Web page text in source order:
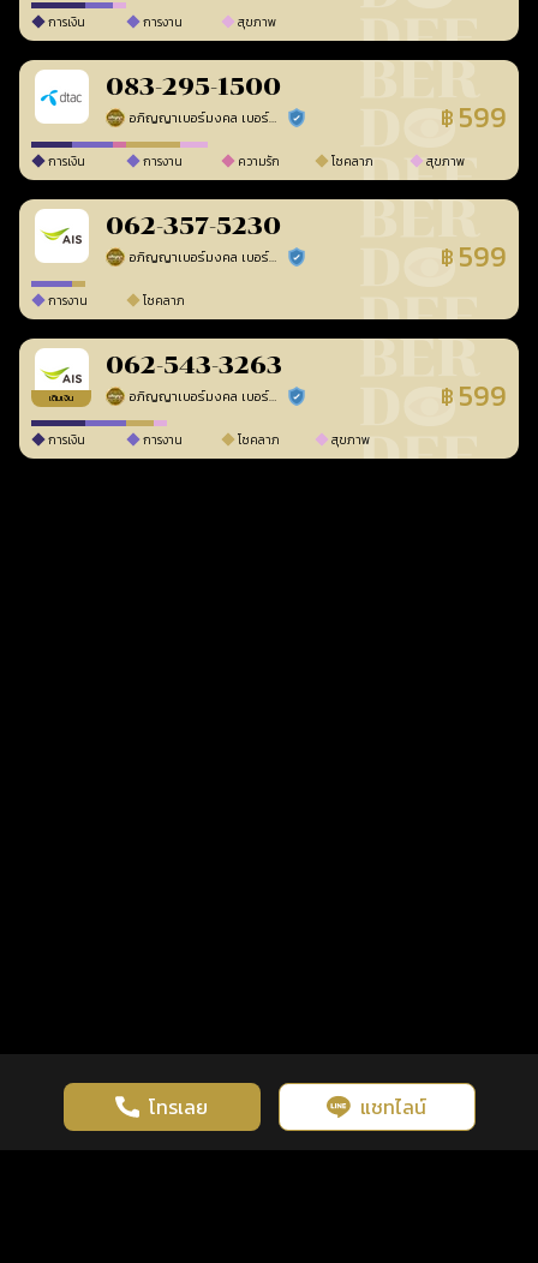
การเงิน การงาน สุขภาพ
083-295-1500
อภิญญาเบอร์มงคล เบอร์สวยเลขศาสตร์ ร้านยืนยันแล้ว ฿ 599
การเงิน การงาน ความรัก โชคลาภ สุขภาพ
062-357-5230
อภิญญาเบอร์มงคล เบอร์สวยเลขศาสตร์ ร้านยืนยันแล้ว ฿ 599
การงาน โชคลาภ
เติมเงิน
062-543-3263
อภิญญาเบอร์มงคล เบอร์สวยเลขศาสตร์ ร้านยืนยันแล้ว ฿ 599
การเงิน การงาน โชคลาภ สุขภาพ
โทรเลย แชทไลน์
เว็บไซต์นี้มีการใช้งานคุกกี้ เพื่อเพิ่มประสิทธิภาพและประสบการณ์ที่ดี
ในการใช้งานเว็บไซต์ นโยบายความเป็นส่วนตัว
รู้ก่อน พร้อมกว่า ทุกจังหวะชีวิต คลิกดูดวงฟรี